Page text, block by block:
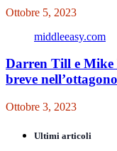
Ottobre 5, 2023
middleeasy.com
Darren Till e
breve
Ottobre 3, 2023
Ultimi articoli